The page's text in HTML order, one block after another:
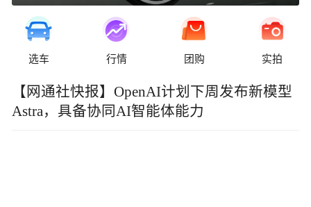
选车 行情 团购 实拍
【网通社快报】OpenAI计划下周发布新模型
Astra，具备协同AI智能体能力